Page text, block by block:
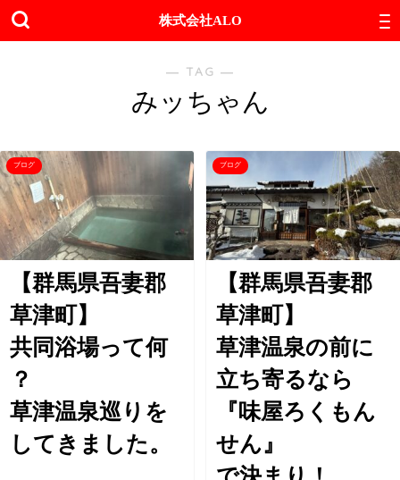
株式会社ALO
― TAG ―
みッちゃん
ブログ
【群馬県吾妻郡
草津町】
共同浴場って何
？
草津温泉巡りを
してきました。
ブログ
【群馬県吾妻郡
草津町】
草津温泉の前に
立ち寄るなら
『味屋ろくもん
せん』